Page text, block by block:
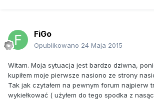
FiGo
Opublikowano 24 Maja 2015
Witam. Moja sytuacja jest bardzo dziwna,
kupiłem moje pierwsze nasiono ze strony
Tak jak czytałem na pewnym forum najpierw
wykiełkować ( użyłem do tego spodka z